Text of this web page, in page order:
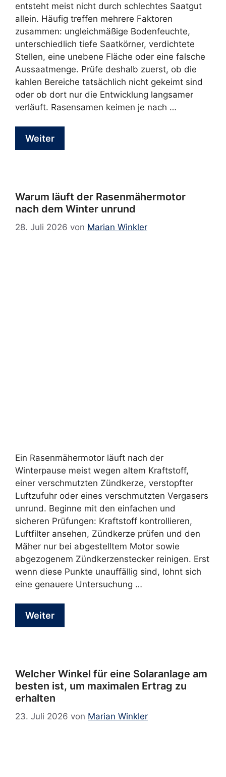
entsteht meist nicht durch schlechtes Saatgut
allein. Häufig treffen mehrere Faktoren
zusammen: ungleichmäßige Bodenfeuchte,
unterschiedlich tiefe Saatkörner, verdichtete
Stellen, eine unebene Fläche oder eine falsche
Aussaatmenge. Prüfe deshalb zuerst, ob die
kahlen Bereiche tatsächlich nicht gekeimt sind
oder ob dort nur die Entwicklung langsamer
verläuft. Rasensamen keimen je nach …
Weiter
Warum läuft der Rasenmähermotor
nach dem Winter unrund
28. Juli 2026 von Marian Winkler
Ein Rasenmähermotor läuft nach der
Winterpause meist wegen altem Kraftstoff,
einer verschmutzten Zündkerze, verstopfter
Luftzufuhr oder eines verschmutzten Vergasers
unrund. Beginne mit den einfachen und
sicheren Prüfungen: Kraftstoff kontrollieren,
Luftfilter ansehen, Zündkerze prüfen und den
Mäher nur bei abgestelltem Motor sowie
abgezogenem Zündkerzenstecker reinigen. Erst
wenn diese Punkte unauffällig sind, lohnt sich
eine genauere Untersuchung …
Weiter
Welcher Winkel für eine Solaranlage am
besten ist, um maximalen Ertrag zu
erhalten
23. Juli 2026 von Marian Winkler